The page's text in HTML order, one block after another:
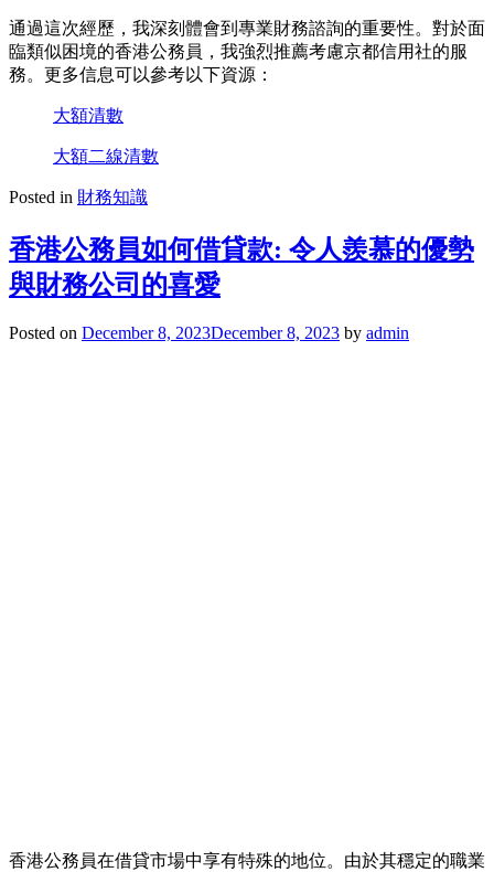
通過這次經歷，我深刻體會到專業財務諮詢的重要性。對於面
臨類似困境的香港公務員，我強烈推薦考慮京都信用社的服
務。更多信息可以參考以下資源：
大額清數
大額二線清數
Posted in 財務知識
香港公務員如何借貸款: 令人羨慕的優勢
與財務公司的喜愛
Posted on December 8, 2023December 8, 2023 by admin
香港公務員在借貸市場中享有特殊的地位。由於其穩定的職業